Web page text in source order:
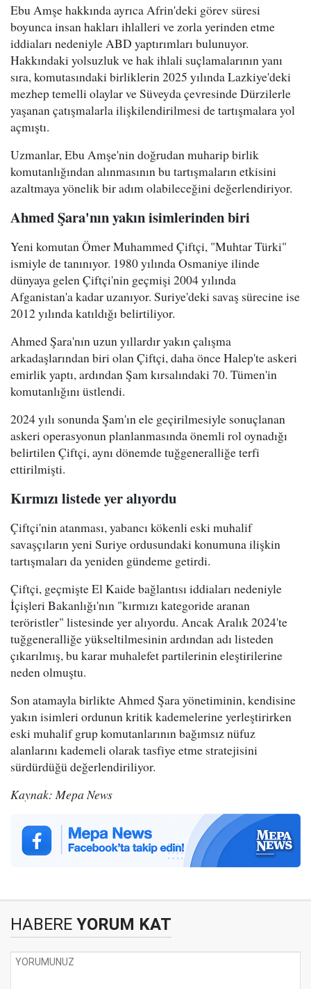
Ebu Amşe hakkında ayrıca Afrin'deki görev süresi
boyunca insan hakları ihlalleri ve zorla yerinden etme
iddiaları nedeniyle ABD yaptırımları bulunuyor.
Hakkındaki yolsuzluk ve hak ihlali suçlamalarının yanı
sıra, komutasındaki birliklerin 2025 yılında Lazkiye'deki
mezhep temelli olaylar ve Süveyda çevresinde Dürzilerle
yaşanan çatışmalarla ilişkilendirilmesi de tartışmalara yol
açmıştı.
Uzmanlar, Ebu Amşe'nin doğrudan muharip birlik
komutanlığından alınmasının bu tartışmaların etkisini
azaltmaya yönelik bir adım olabileceğini değerlendiriyor.
Ahmed Şara'nın yakın isimlerinden biri
Yeni komutan Ömer Muhammed Çiftçi, "Muhtar Türki"
ismiyle de tanınıyor. 1980 yılında Osmaniye ilinde
dünyaya gelen Çiftçi'nin geçmişi 2004 yılında
Afganistan'a kadar uzanıyor. Suriye'deki savaş sürecine ise
2012 yılında katıldığı belirtiliyor.
Ahmed Şara'nın uzun yıllardır yakın çalışma
arkadaşlarından biri olan Çiftçi, daha önce Halep'te askeri
emirlik yaptı, ardından Şam kırsalındaki 70. Tümen'in
komutanlığını üstlendi.
2024 yılı sonunda Şam'ın ele geçirilmesiyle sonuçlanan
askeri operasyonun planlanmasında önemli rol oynadığı
belirtilen Çiftçi, aynı dönemde tuğgeneralliğe terfi
ettirilmişti.
Kırmızı listede yer alıyordu
Çiftçi'nin atanması, yabancı kökenli eski muhalif
savaşçıların yeni Suriye ordusundaki konumuna ilişkin
tartışmaları da yeniden gündeme getirdi.
Çiftçi, geçmişte El Kaide bağlantısı iddiaları nedeniyle
İçişleri Bakanlığı'nın "kırmızı kategoride aranan
teröristler" listesinde yer alıyordu. Ancak Aralık 2024'te
tuğgeneralliğe yükseltilmesinin ardından adı listeden
çıkarılmış, bu karar muhalefet partilerinin eleştirilerine
neden olmuştu.
Son atamayla birlikte Ahmed Şara yönetiminin, kendisine
yakın isimleri ordunun kritik kademelerine yerleştirirken
eski muhalif grup komutanlarının bağımsız nüfuz
alanlarını kademeli olarak tasfiye etme stratejisini
sürdürdüğü değerlendiriliyor.
Kaynak: Mepa News
HABERE YORUM KAT